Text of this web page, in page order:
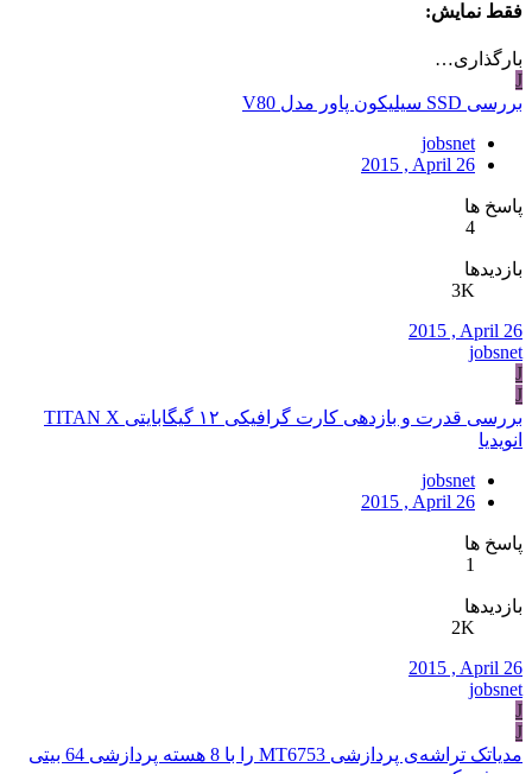
فقط نمایش:
بارگذاری…
J
بررسی SSD سیلیکون پاور مدل V80
jobsnet
2015 , April 26
پاسخ ها
4
بازدیدها
3K
2015 , April 26
jobsnet
J
J
بررسی قدرت و بازدهی کارت گرافیکی ۱۲ گیگابایتی TITAN X
انویدیا
jobsnet
2015 , April 26
پاسخ ها
1
بازدیدها
2K
2015 , April 26
jobsnet
J
J
مدیاتک تراشه‌ی پردازشی MT6753 را با 8 هسته پردازشی 64 بیتی